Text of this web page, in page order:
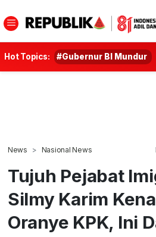
Hot Topics: #Gubernur BI Mundur
News Nasional News
Tujuh Pejabat
Silmy Karim
Oranye KPK, Ini